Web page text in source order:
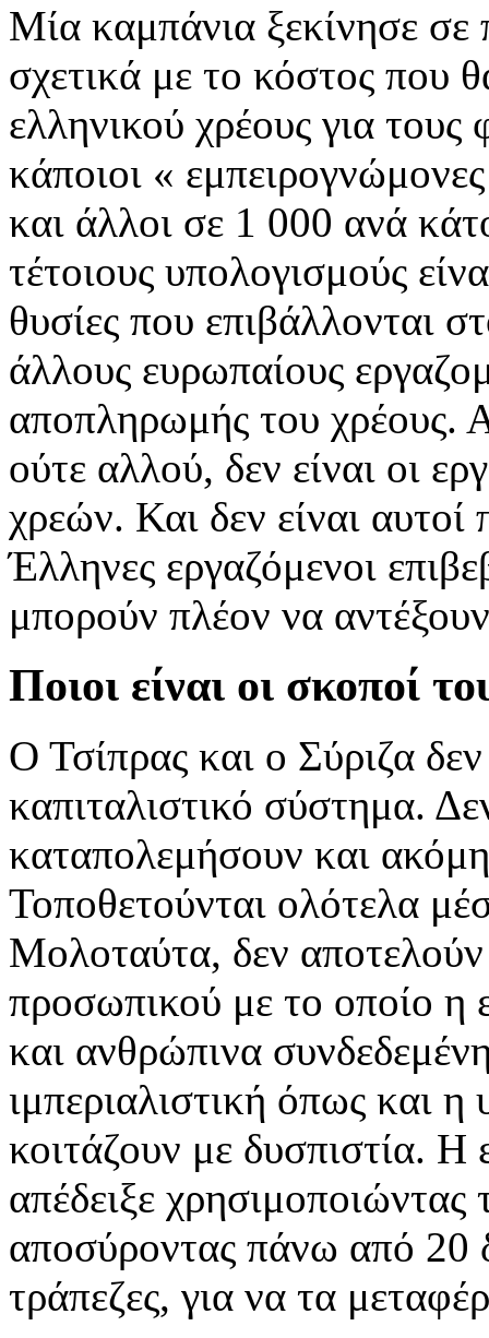
Μία καμπάνια ξεκίνησε
σχετικά με το κόστος που
ελληνικού χρέους για
κάποιοι «
και άλλοι σε 1 000 ανά
τέτοιους υπολογισμούς
θυσίες που επιβάλλονται
άλλους ευρωπαίους
αποπληρωμής του χρέους.
ούτε αλλού, δεν είναι οι
χρεών. Και δεν είναι
Έλληνες εργαζόμενοι
μπορούν πλέον να
Ποιοι είναι οι σκοποί
Ο Τσίπρας και ο Σύριζα
καπιταλιστικό σύστημα.
καταπολεμήσουν και
Τοποθετούνται ολότελα
Μολοταύτα, δεν αποτελούν
προσωπικού με το οποίο η
και ανθρώπινα
ιμπεριαλιστική όπως και
κοιτάζουν με δυσπιστία. Η
απέδειξε
αποσύροντας πάνω από 20
τράπεζες, για να τα